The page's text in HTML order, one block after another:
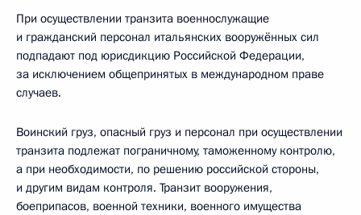
При осуществлении транзита военнослужащие
и гражданский персонал итальянских вооружённых сил
подпадают под юрисдикцию Российской Федерации,
за исключением общепринятых в международном праве
случаев.
Воинский груз, опасный груз и персонал при осуществлении
транзита подлежат пограничному, таможенному контролю,
а при необходимости, по решению российской стороны,
и другим видам контроля. Транзит вооружения,
боеприпасов, военной техники, военного имущества